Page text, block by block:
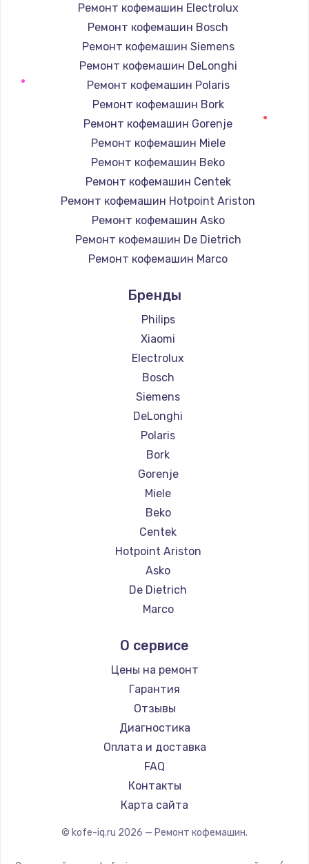
Ремонт кофемашин Electrolux
Ремонт кофемашин Bosch
Ремонт кофемашин Siemens
Ремонт кофемашин DeLonghi
Ремонт кофемашин Polaris
Ремонт кофемашин Bork
Ремонт кофемашин Gorenje
Ремонт кофемашин Miele
Ремонт кофемашин Beko
Ремонт кофемашин Centek
Ремонт кофемашин Hotpoint Ariston
Ремонт кофемашин Asko
Ремонт кофемашин De Dietrich
Ремонт кофемашин Marco
Ремонт кофемашин Jura
Ремонт кофемашин Olympia
Ремонт кофемашин Saeco
Ремонт кофемашин La Cimbali
Ремонт кофемашин WMF
Ремонт кофемашин Yamaguchi
Ремонт кофемашин Nivona
Ремонт кофемашин Astoria
Ремонт кофемашин JVC
Ремонт кофемашин Ariston
Ремонт кофемашин Grundig
Ремонт кофемашин ROCKET MOZZAFIATO
Ремонт кофемашин Vivitek
Ремонт кофемашин Thomson
Ремонт кофемашин Hisense
Ремонт кофемашин DELTA
Ремонт кофемашин Tefal
Ремонт кофемашин RED solution
Ремонт кофемашин Bravilor Bonamat
Ремонт кофемашин Vard
Ремонт кофемашин Tuvio
Ремонт кофемашин Carrera
Ремонт кофемашин Supra
Бренды
Philips
Xiaomi
Electrolux
Bosch
Siemens
DeLonghi
Polaris
Bork
Gorenje
Miele
Beko
Centek
Hotpoint Ariston
Asko
De Dietrich
Marco
Jura
Olympia
Saeco
La Cimbali
WMF
Yamaguchi
Nivona
Astoria
JVC
ROCKET MOZZAFIATO
О сервисе
Цены на ремонт
Гарантия
Отзывы
Диагностика
Оплата и доставка
FAQ
Контакты
Карта сайта
© kofe-iq.ru 2026 — Ремонт кофемашин.